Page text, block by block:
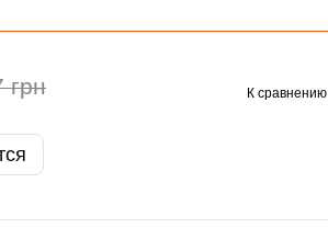
грн К сравнению